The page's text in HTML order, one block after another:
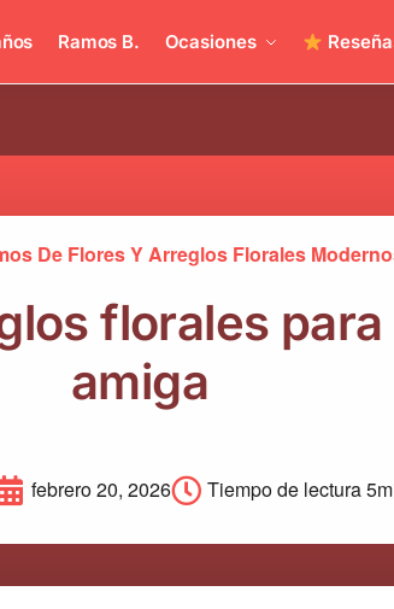
Ramos B. Ocasiones
De Flores Y Arreglos Florales
florales
amiga
febrero 20, 2026 Tiempo de lectura